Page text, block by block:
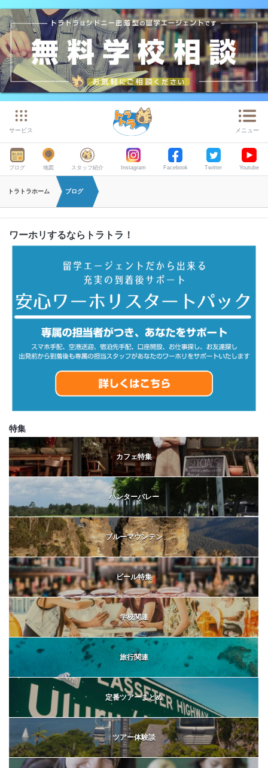
サービス メニュー
ブログ 地図 スタッフ紹介 Instagram Facebook Twitter Youtube
トラトラホーム ブログ
ワーホリするならトラトラ！
特集
カフェ特集
ハンターバレー
ブルーマウンテン
ビール特集
学校関連
旅行関連
定番ツアーまとめ
ツアー体験談